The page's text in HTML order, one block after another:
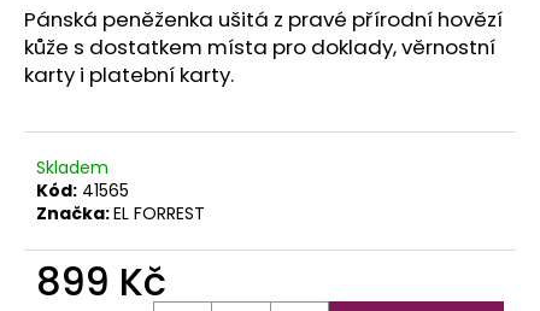
Pánská peněženka ušitá z pravé přírodní hovězí
kůže s dostatkem místa pro doklady, věrnostní
karty i platební karty.
Skladem
Kód: 41565
Značka:EL FORREST
899 Kč
č
u
j
m